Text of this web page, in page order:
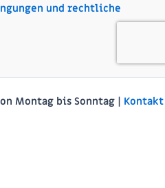
und rechtliche
Montag bis Sonntag | Kontakt